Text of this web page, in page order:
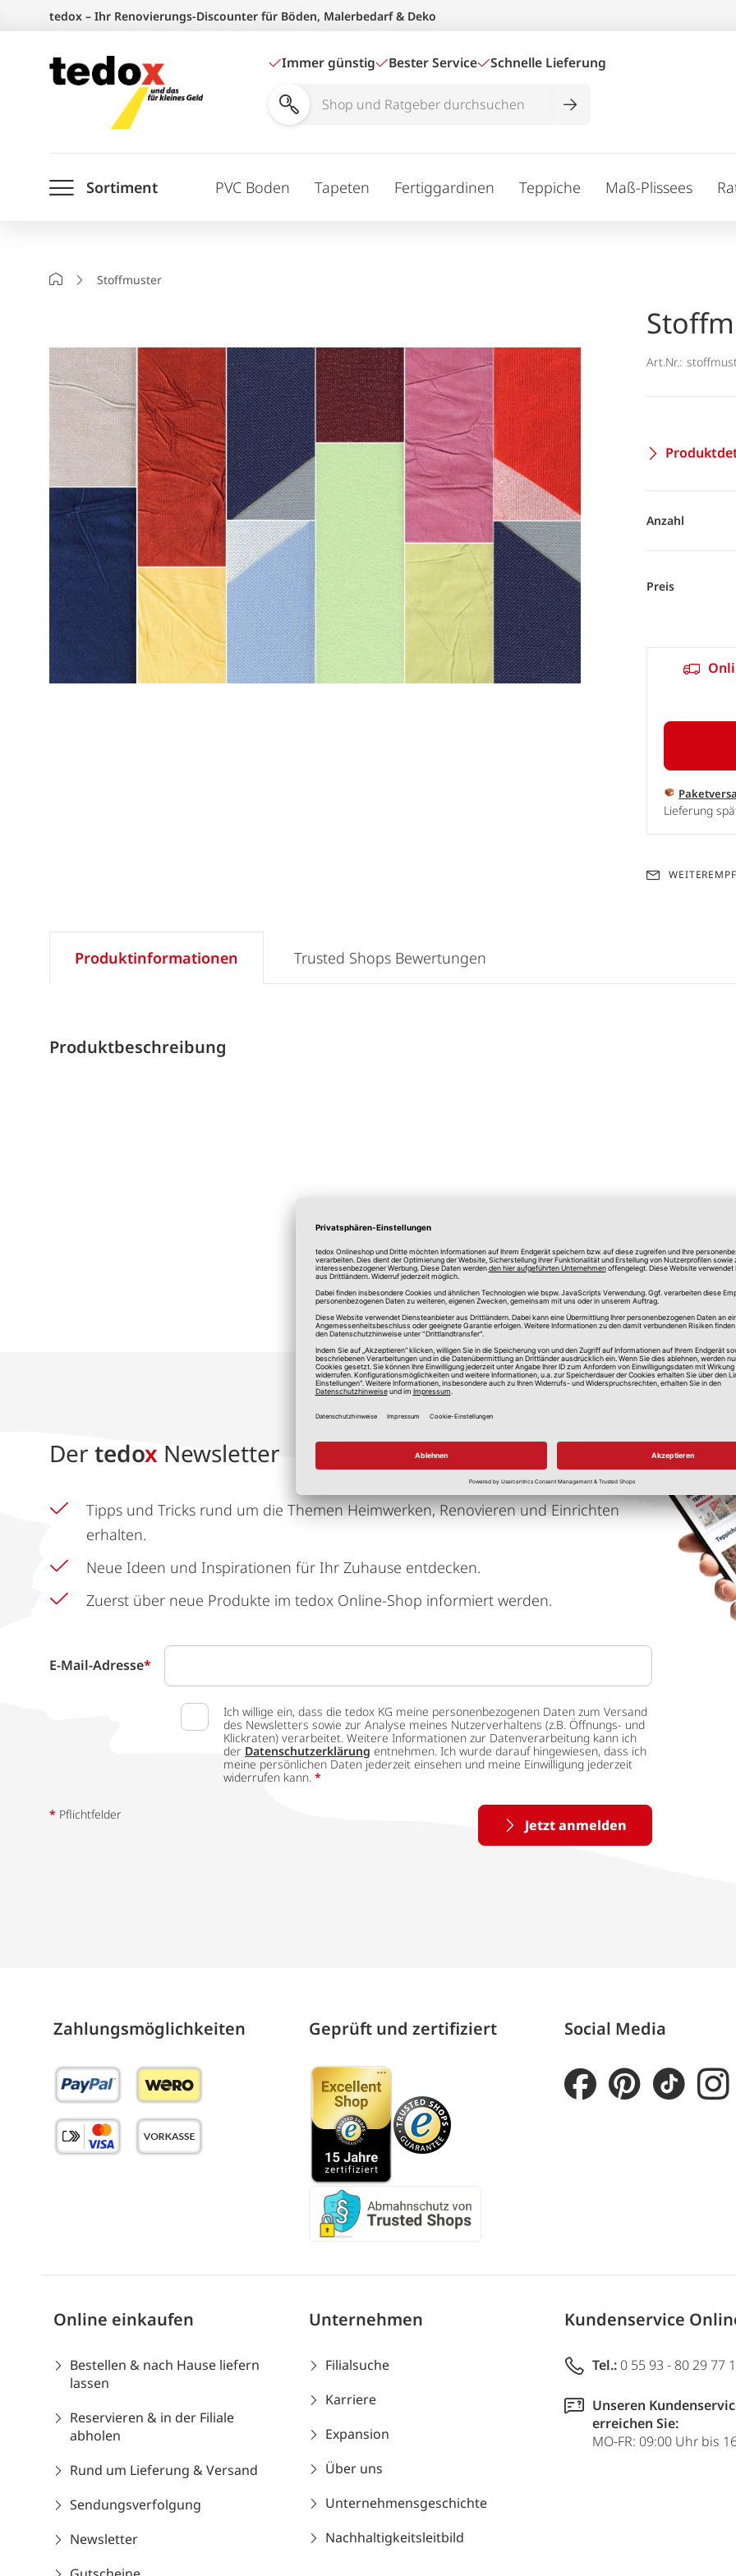
springen
tedox – Ihr Renovierungs-Discounter für Böden, Malerbedarf & Deko
Immer günstig Bester Service Schnelle Lieferung
Shop
durchsuchen
Sortiment PVC Boden Tapeten Fertiggardinen Teppiche Maß-Plissees
StartseiteStoffmuster
Art.Nr.:
Anzahl
Preis
Lieferung
Produktinformationen
Produktbeschreibung
Trusted Shops Bewertungen
*Alle Preise in Euro, inkl. gesetzlicher Mehrwertsteuer, zzgl.
Der tedox Newsletter
Tipps und Tricks rund um die Themen Heimwerken, Renovieren und Einrichten
erhalten.
Neue Ideen und Inspirationen für Ihr Zuhause entdecken.
Zuerst über neue Produkte im tedox Online-Shop informiert werden.
E-Mail-Adresse*
Ich willige ein, dass die tedox KG meine personenbezogenen Daten zum Versand
des Newsletters sowie zur Analyse meines Nutzerverhaltens (z.B. Öffnungs- und
Klickraten) verarbeitet. Weitere Informationen zur Datenverarbeitung kann ich
der Datenschutzerklärung entnehmen. Ich wurde darauf hingewiesen, dass ich
meine persönlichen Daten jederzeit einsehen und meine Einwilligung jederzeit
widerrufen kann. *
Jetzt anmelden
* Pflichtfelder
Zahlungs­möglich­keiten Geprüft und zertifiziert Social Media
Online einkaufen
Bestellen & nach Hause liefern
lassen
Reservieren & in der Filiale
abholen
Rund um Lieferung & Versand
Sendungsverfolgung
Newsletter
Unternehmen
Filialsuche
Karriere
Expansion
Über uns
Unternehmensgeschichte
Nachhaltigkeitsleitbild
Kundenservice
Tel.: 0 55 93 - 80 29 77
Unseren
erreichen Sie:
MO-FR: 09:00 Uhr bis